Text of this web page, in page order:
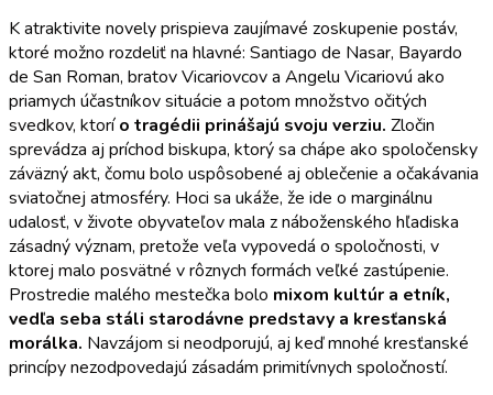
K atraktivite novely prispieva zaujímavé zoskupenie postáv,
ktoré možno rozdeliť na hlavné: Santiago de Nasar, Bayardo
de San Roman, bratov Vicariovcov a Angelu Vicariovú ako
priamych účastníkov situácie a potom množstvo očitých
svedkov, ktorío tragédii prinášajú svoju verziu. Zločin
sprevádza aj príchod biskupa, ktorý sa chápe ako spoločensky
záväzný akt, čomu bolo uspôsobené aj oblečenie a očakávania
sviatočnej atmosféry. Hoci sa ukáže, že ide o marginálnu
udalosť, v živote obyvateľov mala z náboženského hľadiska
zásadný význam, pretože veľa vypovedá o spoločnosti, v
ktorej malo posvätné v rôznych formách veľké zastúpenie.
Prostredie malého mestečka bolo mixom kultúr a etník,
vedľa seba stáli starodávne predstavy a kresťanská
morálka. Navzájom si neodporujú, aj keď mnohé kresťanské
princípy nezodpovedajú zásadám primitívnych spoločností.